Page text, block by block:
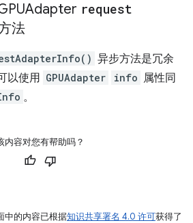
request
法
异步方法是冗余
以使用 GPUAdapter info 属性同
。
内容对您有帮助吗？
中的内容已根据知识共享署名 4.0 许可获得了